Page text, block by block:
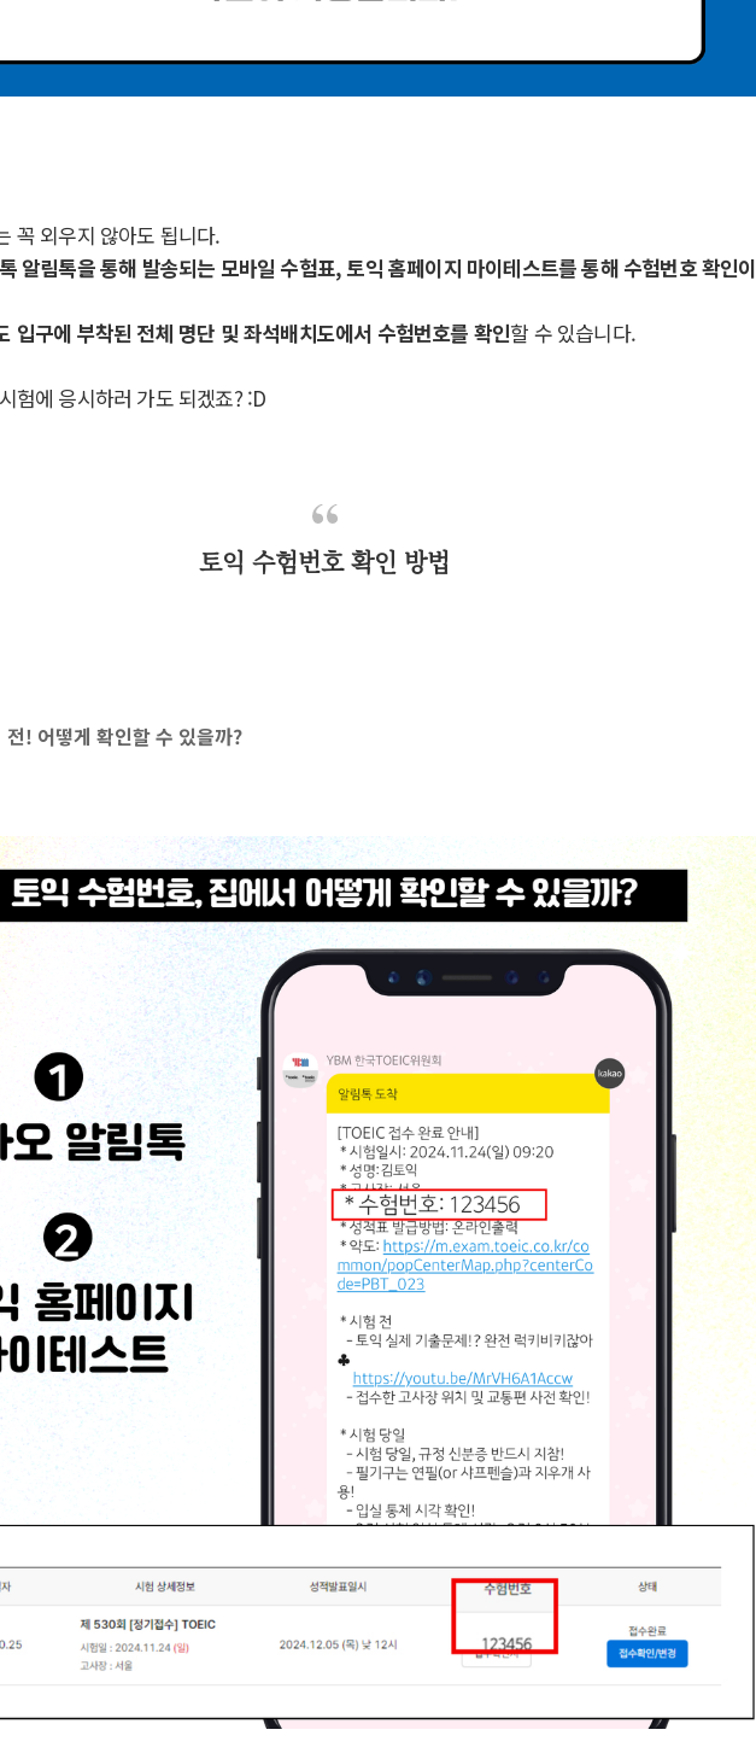
꼭 외우지 않아도 됩니다.
알림톡을 통해 발송되는 모바일 수험표, 토익 홈페이지 마이테스트를 통해 수험번호 확인이
입구에 부착된 전체 명단 및 좌석배치도에서 수험번호를 확인할 수 있습니다.
험에 응시하러 가도 되겠죠? :D
토익 수험번호 확인 방법
전! 어떻게 확인할 수 있을까?